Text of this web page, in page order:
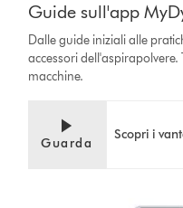
Guide sull'app
Dalle guide iniziali alle
accessori dell'aspirapolvere.
macchine.
Guarda
Scopri i